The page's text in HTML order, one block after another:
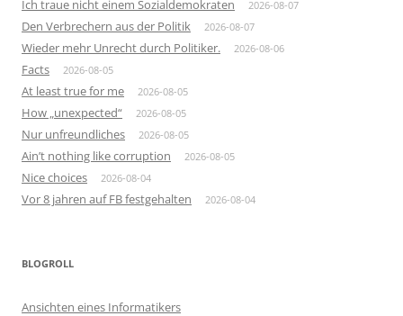
Ich traue nicht einem Sozialdemokraten 2026-08-07
Den Verbrechern aus der Politik 2026-08-07
Wieder mehr Unrecht durch Politiker. 2026-08-06
Facts 2026-08-05
At least true for me 2026-08-05
How „unexpected“ 2026-08-05
Nur unfreundliches 2026-08-05
Ain’t nothing like corruption 2026-08-05
Nice choices 2026-08-04
Vor 8 jahren auf FB festgehalten 2026-08-04
BLOGROLL
Ansichten eines Informatikers